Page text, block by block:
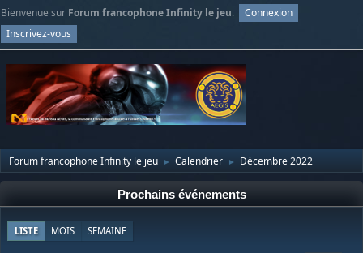
Bienvenue sur Forum francophone Infinity le jeu.
Connexion
Inscrivez-vous
Forum francophone Infinity le jeu ► Calendrier ► Décembre 2022
Prochains événements
LISTE MOIS SEMAINE